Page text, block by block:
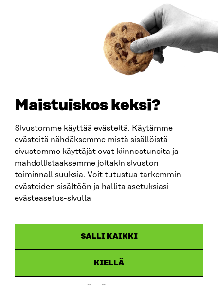
Maistuiskos keksi?
Sivustomme käyttää evästeitä. Käytämme
evästeitä nähdäksemme mistä sisällöistä
sivustomme käyttäjät ovat kiinnostuneita ja
mahdollistaaksemme joitakin sivuston
toiminnallisuuksia. Voit tutustua tarkemmin
evästeiden sisältöön ja hallita asetuksiasi
evästeasetus-sivulla
SALLI KAIKKI
KIELLÄ
SITRA SOSIAALISESSA MEDIASSA
LinkedIn
Instagram
YouTube